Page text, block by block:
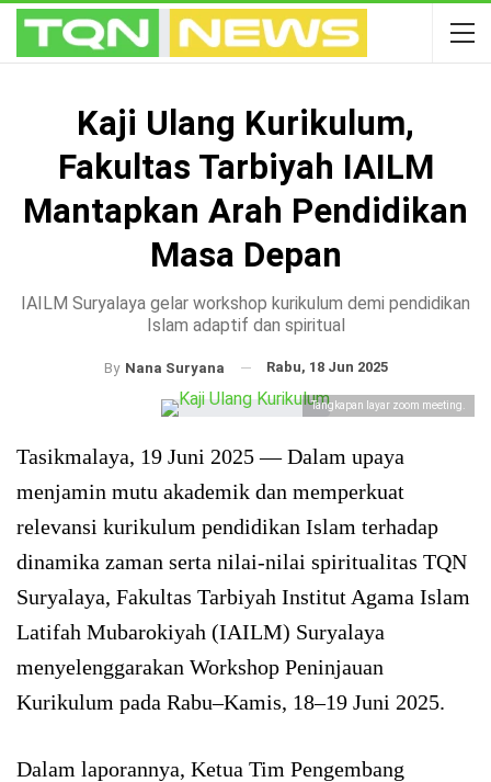
Kaji Ulang Kurikulum,
Fakultas Tarbiyah IAILM
Mantapkan Arah Pendidikan
Masa Depan
IAILM Suryalaya gelar workshop kurikulum demi pendidikan
Islam adaptif dan spiritual
By Nana Suryana Rabu, 18 Jun 2025
Tangkapan layar zoom meeting.
Tasikmalaya, 19 Juni 2025 — Dalam upaya
menjamin mutu akademik dan memperkuat
relevansi kurikulum pendidikan Islam terhadap
dinamika zaman serta nilai-nilai spiritualitas TQN
Suryalaya, Fakultas Tarbiyah Institut Agama Islam
Latifah Mubarokiyah (IAILM) Suryalaya
menyelenggarakan Workshop Peninjauan
Kurikulum pada Rabu–Kamis, 18–19 Juni 2025.
Dalam laporannya, Ketua Tim Pengembang